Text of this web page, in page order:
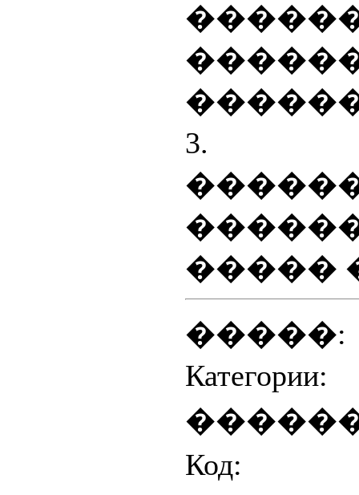
3.
�����
�����:
Категории:
Код: